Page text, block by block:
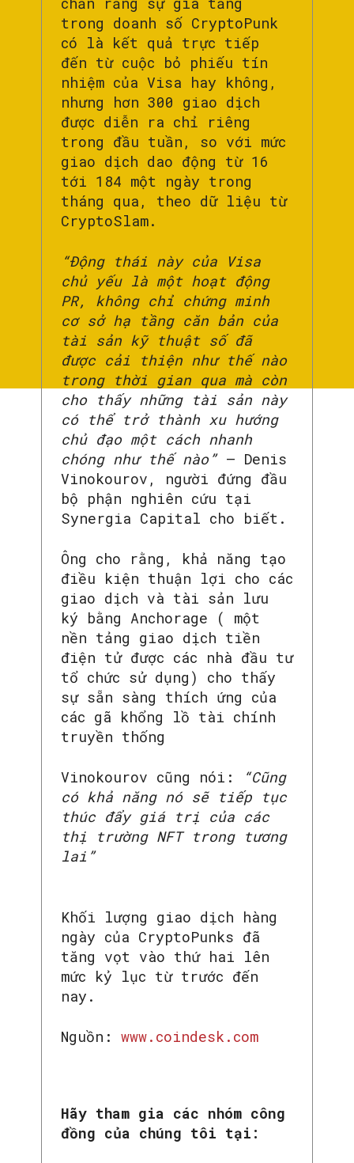
trong doanh số CryptoPunk
có là kết quả trực tiếp
đến từ cuộc bỏ phiếu tín
nhiệm của Visa hay không,
nhưng hơn 300 giao dịch
được diễn ra chỉ riêng
trong đầu tuần, so với mức
giao dịch dao động từ 16
tới 184 một ngày trong
tháng qua, theo dữ liệu từ
CryptoSlam.
“Động thái này của Visa
chủ yếu là một hoạt động
PR, không chỉ chứng minh
cơ sở hạ tầng căn bản của
tài sản kỹ thuật số đã
được cải thiện như thế nào
trong thời gian qua mà còn
cho thấy những tài sản này
có thể trở thành xu hướng
chủ đạo một cách nhanh
chóng như thế nào”– Denis
Vinokourov, người đứng đầu
bộ phận nghiên cứu tại
Synergia Capital cho biết.
Ông cho rằng, khả năng tạo
điều kiện thuận lợi cho các
giao dịch và tài sản lưu
ký bằng Anchorage ( một
nền tảng giao dịch tiền
điện tử được các nhà đầu tư
tổ chức sử dụng) cho thấy
sự sẵn sàng thích ứng của
các gã khổng lồ tài chính
truyền thống
Vinokourov cũng nói:
“Cũng
có khả năng nó sẽ tiếp tục
thúc đẩy giá trị của các
thị trường NFT trong tương
lai”
Khối lượng giao dịch hàng
ngày của CryptoPunks đã
tăng vọt vào thứ hai lên
mức kỷ lục từ trước đến
nay.
Nguồn: www.coindesk.com
Hãy tham gia các nhóm công
đồng của chúng tôi tại: